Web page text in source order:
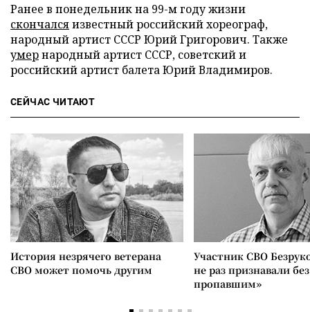
Ранее в понедельник на 99-м году жизни
скончалсяизвестный российский хореограф,
народный артист СССР Юрий Григорович. Также
умернародный артист СССР, советский и
российский артист балета Юрий Владимиров.
СЕЙЧАС ЧИТАЮТ
История незрячего ветерана
СВО может помочь другим
Участник СВО
не раз признавали
пропавшим»